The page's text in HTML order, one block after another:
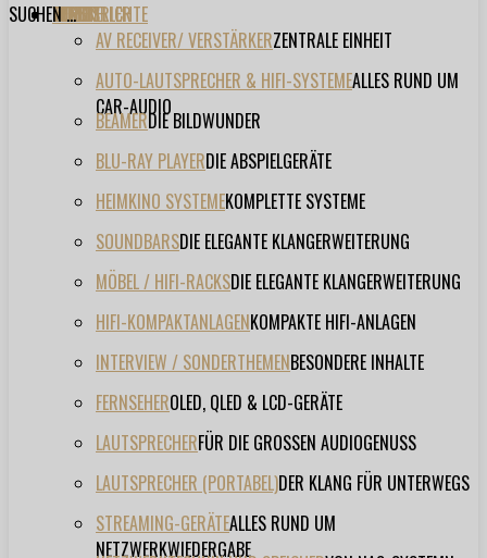
TESTBERICHTE
AV RECEIVER/ VERSTÄRKERZENTRALE EINHEIT
AUTO-LAUTSPRECHER & HIFI-SYSTEMEALLES RUND UM
CAR-AUDIO
BEAMERDIE BILDWUNDER
BLU-RAY PLAYERDIE ABSPIELGERÄTE
HEIMKINO SYSTEMEKOMPLETTE SYSTEME
SOUNDBARSDIE ELEGANTE KLANGERWEITERUNG
MÖBEL / HIFI-RACKSDIE ELEGANTE KLANGERWEITERUNG
HIFI-KOMPAKTANLAGENKOMPAKTE HIFI-ANLAGEN
INTERVIEW / SONDERTHEMENBESONDERE INHALTE
FERNSEHEROLED, QLED & LCD-GERÄTE
LAUTSPRECHERFÜR DIE GROSSEN AUDIOGENUSS
LAUTSPRECHER (PORTABEL)DER KLANG FÜR UNTERWEGS
STREAMING-GERÄTEALLES RUND UM
NETZWERKWIEDERGABE
FORUM
FILME
VIDEOS
HERSTELLER
EVENT
SUCHEN ...